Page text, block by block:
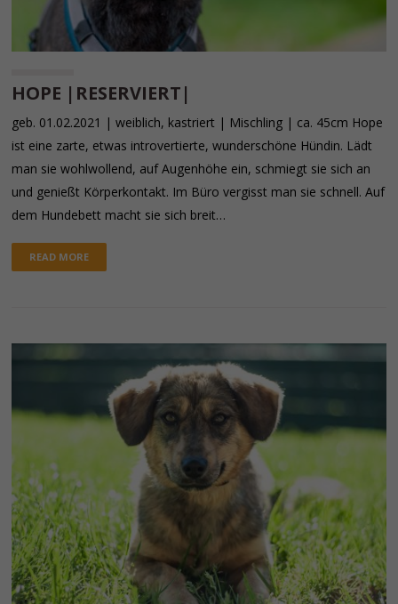
HOPE |RESERVIERT|
geb. 01.02.2021 | weiblich, kastriert | Mischling | ca. 45cm Hope
ist eine zarte, etwas introvertierte, wunderschöne Hündin. Lädt
man sie wohlwollend, auf Augenhöhe ein, schmiegt sie sich an
und genießt Körperkontakt. Im Büro vergisst man sie schnell. Auf
dem Hundebett macht sie sich breit…
READ MORE